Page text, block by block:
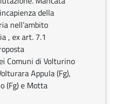
della
nell’ambito
, ex art. 7.1
Comuni di Volturino
Appula (Fg),
(Fg) e Motta